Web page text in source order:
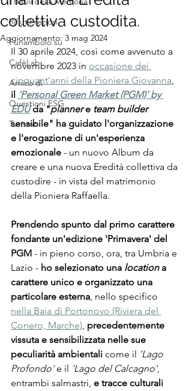
RifiutiPreziosi
Funambolo su
CafèLab
Amico di
Questioni ESG
Turismo
collettiva custodita.
Aggiornamento: 3 mag 2024
Il 30 aprile 2024, così come avvenuto a
novembre 2023 in occasione dei
cinquant'anni della Pioniera Giovanna,
il 'Personal Green Market (PGM)' by
EDU da "planner e team builder
sensibile" ha guidato l'organizzazione
e l'erogazione di un'esperienza
emozionale - un nuovo Album da
creare e una nuova Eredità collettiva da
custodire - in vista del matrimonio
della Pioniera Raffaella.
Prendendo spunto dal primo carattere
fondante un'edizione 'Primavera' del
PGM - in pieno corso, ora, tra Umbria e
Lazio - ho selezionato una location a
carattere unico e organizzato una
particolare esterna, nello specifico
nella Baia di Portonovo (Riviera del
Conero, Marche), precedentemente
vissuta e sensibilizzata nelle sue
peculiarità ambientali come il 'Lago
Profondo' e il 'Lago del Calcagno',
entrambi salmastri, e tracce culturali